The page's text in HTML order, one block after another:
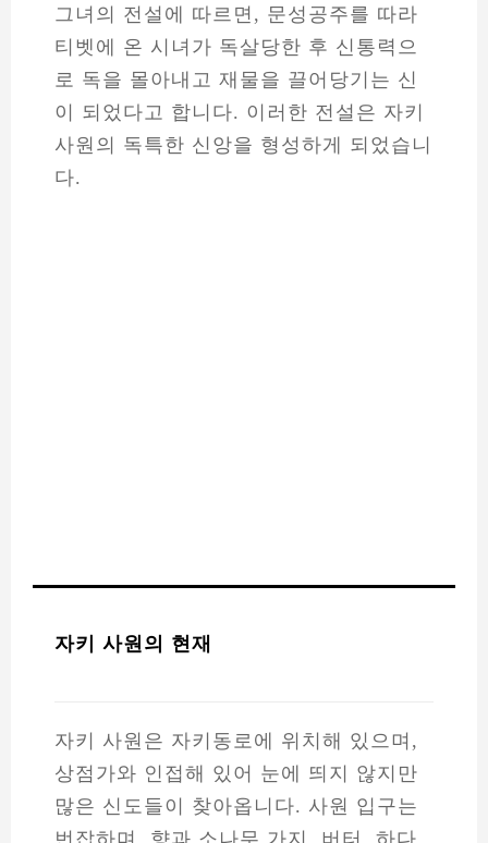
그녀의 전설에 따르면, 문성공주를 따라
티벳에 온 시녀가 독살당한 후 신통력으
로 독을 몰아내고 재물을 끌어당기는 신
이 되었다고 합니다. 이러한 전설은 자키
사원의 독특한 신앙을 형성하게 되었습니
다.
자키 사원의 현재
자키 사원은 자키동로에 위치해 있으며,
상점가와 인접해 있어 눈에 띄지 않지만
많은 신도들이 찾아옵니다. 사원 입구는
번잡하며, 향과 소나무 가지, 버터, 하다,